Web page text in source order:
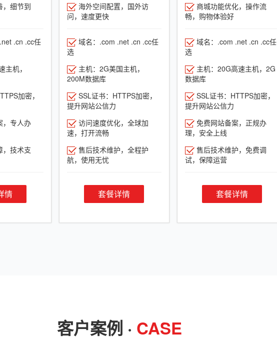
细节到
.cn .cc任
机，
加密，
专人办
技术支
情
海外空间配置，国外访
问，速度更快
域名：.com .net .cn .cc任
选
主机：2G美国主机，
200M数据库
SSL证书：HTTPS加密，
提升网站公信力
访问速度优化，全球加
速，打开流畅
售后技术维护，全程护
航，使用无忧
套餐详情
商城功能优化，操作流
畅，购物体验好
域名：.com .net .cn .cc任
选
主机：20G高速主机，2G
数据库
SSL证书：HTTPS加密，
提升网站公信力
免费网站备案，正规办
理，安全上线
售后技术维护，免费调
试，保障运营
套餐详情
客户案例 · CASE